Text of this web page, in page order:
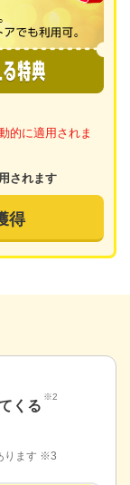
的に適用されま
されます
得
くる
※2
ります ※3